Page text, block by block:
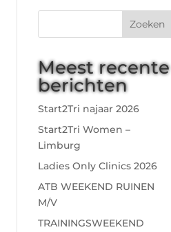
Zoeken
Meest recente
berichten
Start2Tri najaar 2026
Start2Tri Women –
Limburg
Ladies Only Clinics 2026
ATB WEEKEND RUINEN
M/V
TRAININGSWEEKEND